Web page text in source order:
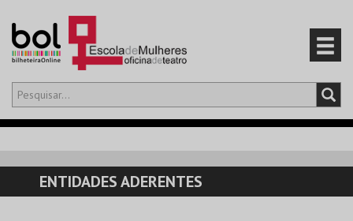
Olá,iniciar sessão
CARRINHO
EVENTOS
ENTIDADES ADERENTES